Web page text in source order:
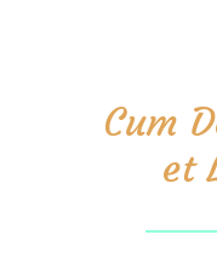
Cum
et